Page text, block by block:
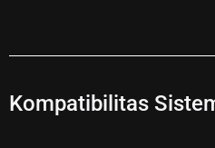
Kompatibilitas